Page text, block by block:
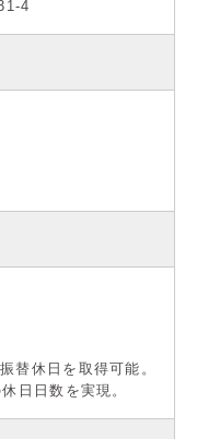
4
替休日を取得可能。
日日数を実現。